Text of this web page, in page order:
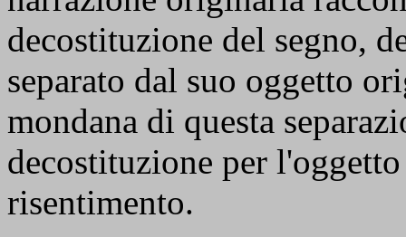
decostituzione del segno,
separato dal suo oggetto
mondana di questa
decostituzione per
risentimento.